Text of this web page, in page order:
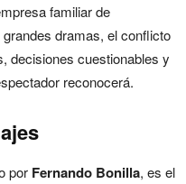
familiar de
dramas, el conflicto
decisiones cuestionables y
reconocerá.
por Fernando Bonilla, es el